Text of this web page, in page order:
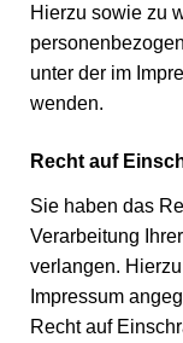
Hierzu sowie zu
unter der im
wenden.
Recht auf
Sie haben das
Verarbeitung
verlangen.
Impressum
Recht auf